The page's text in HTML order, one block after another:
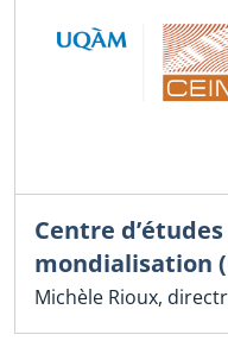
Centre
mondialisation
Michèle Rioux,